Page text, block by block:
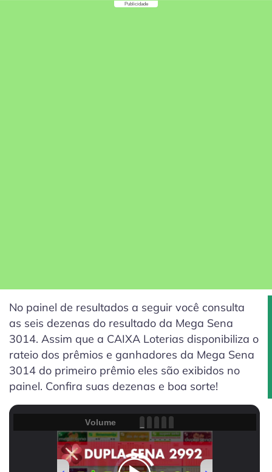
Publicidade
No painel de resultados a seguir você consulta
as seis dezenas do resultado da Mega Sena
3014. Assim que a CAIXA Loterias disponibiliza o
rateio dos prêmios e ganhadores da Mega Sena
3014 do primeiro prêmio eles são exibidos no
painel. Confira suas dezenas e boa sorte!
Volume